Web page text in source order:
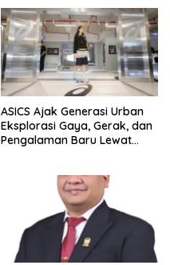
ASICS Ajak Generasi Urban
Eksplorasi Gaya, Gerak, dan
Pengalaman Baru Lewat